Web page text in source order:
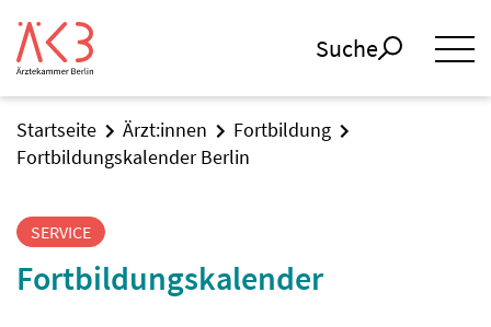
Suche
Startseite Ärzt:innen
Fortbildung
Fortbildungskalender Berlin
SERVICE
Fortbildungskalender